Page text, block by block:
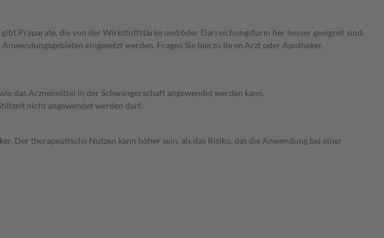
Präparate, die von der Wirkstoffstärke und/oder Darreichungsform her besser geeignet sind.
eingesetzt werden. Fragen Sie hierzu Ihren Arzt oder Apotheker.
das Arzneimittel in der Schwangerschaft angewendet werden kann.
nicht angewendet werden darf.
Der therapeutische Nutzen kann höher sein, als das Risiko, das die Anwendung bei einer